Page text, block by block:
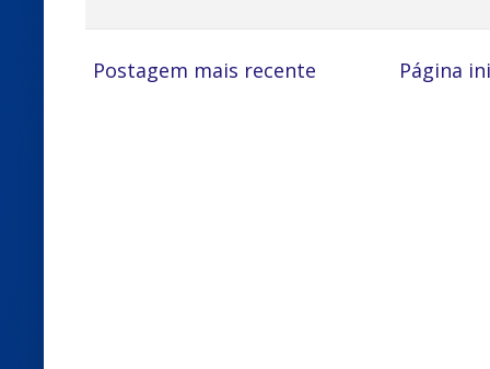
Postagem mais recente Página